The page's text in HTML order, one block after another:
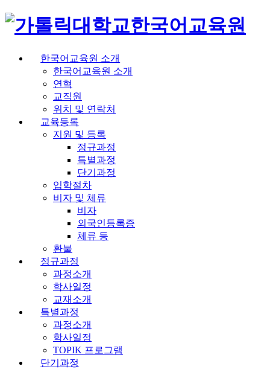
한국어교육원
한국어교육원 소개
한국어교육원 소개
연혁
교직원
위치 및 연락처
교육등록
지원 및 등록
정규과정
특별과정
단기과정
입학절차
비자 및 체류
비자
외국인등록증
체류 등
환불
정규과정
과정소개
학사일정
교재소개
특별과정
과정소개
학사일정
TOPIK 프로그램
단기과정